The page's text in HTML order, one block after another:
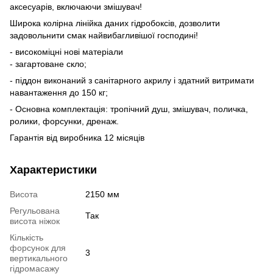
аксесуарів, включаючи змішувач!
Широка колірна лінійка даних гідробоксів, дозволити
задовольнити смак найвибагливішої господині!
- високоміцні нові матеріали
- загартоване скло;
- піддон виконаний з санітарного акрилу і здатний витримати
навантаження до 150 кг;
- Основна комплектація: тропічний душ, змішувач, поличка,
ролики, форсунки, дренаж.
Гарантія від виробника 12 місяців
Характеристики
Висота
2150 мм
Регульована
висота ніжок
Так
Кількість
форсунок для
вертикального
гідромасажу
3